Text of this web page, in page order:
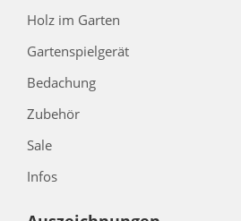
Holz im Garten
Gartenspielgerät
Bedachung
Zubehör
Sale
Infos